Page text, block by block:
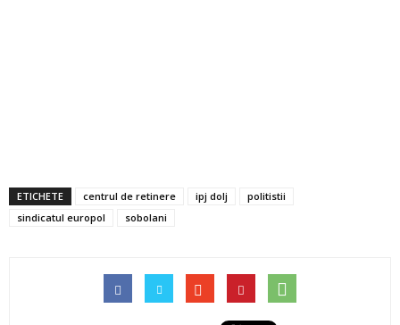
ETICHETE centrul de retinere ipj dolj
politistii
sindicatul europol
sobolani